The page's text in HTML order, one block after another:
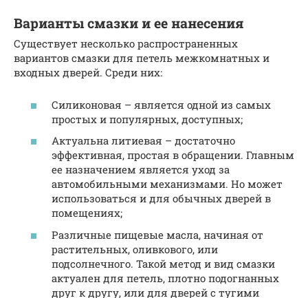
Варианты смазки и ее нанесения
Существует несколько распространенных
вариантов смазки для петель межкомнатных и
входных дверей. Среди них:
Силиконовая – является одной из самых
простых и популярных, доступных;
Актуальна литиевая – достаточно
эффективная, простая в обращении. Главным
ее назначением является уход за
автомобильными механизмами. Но может
использоваться и для обычных дверей в
помещениях;
Различные пищевые масла, начиная от
растительных, оливкового, или
подсолнечного. Такой метод и вид смазки
актуален для петель, плотно подогнанных
друг к другу, или для дверей с тугими